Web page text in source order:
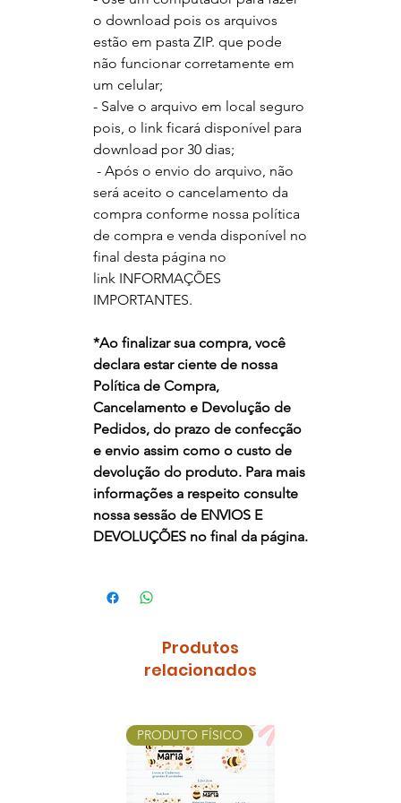
o download pois os arquivos
estão em pasta ZIP. que pode
não funcionar corretamente em
um celular;
- Salve o arquivo em local seguro
pois, o link ficará disponível para
download por 30 dias;
- Após o envio do arquivo, não
será aceito o cancelamento da
compra conforme nossa política
de compra e venda disponível no
final desta página no
link INFORMAÇÕES
IMPORTANTES.
*Ao finalizar sua compra, você
declara estar ciente de nossa
Política de Compra,
Cancelamento e Devolução de
Pedidos, do prazo de confecção
e envio assim como o custo de
devolução do produto. Para mais
informações a respeito consulte
nossa sessão de ENVIOS E
DEVOLUÇÕES no final da página.
Produtos
relacionados
PRODUTO FÍSICO